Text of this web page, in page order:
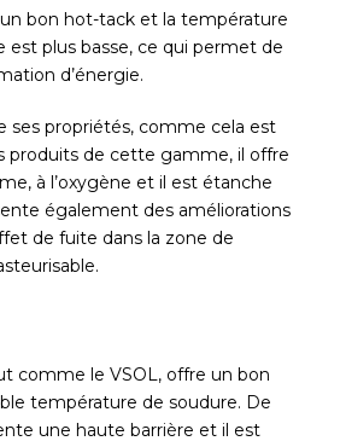
un bon hot-tack et la température
est plus basse, ce qui permet de
d’énergie.
ses propriétés, comme cela est
produits de cette gamme, il offre
à l’oxygène et il est étanche
également des améliorations
de fuite dans la zone de
comme le VSOL, offre un bon
température de soudure. De
une haute barrière et il est